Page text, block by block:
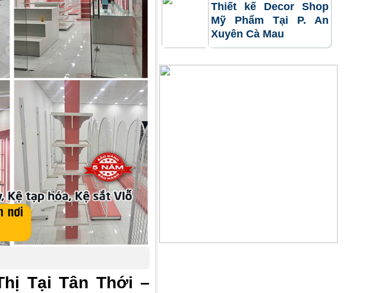
Tại Tân Thới –
Thiết kế Decor Shop
Mỹ Phẩm Tại P. An
Xuyên Cà Mau